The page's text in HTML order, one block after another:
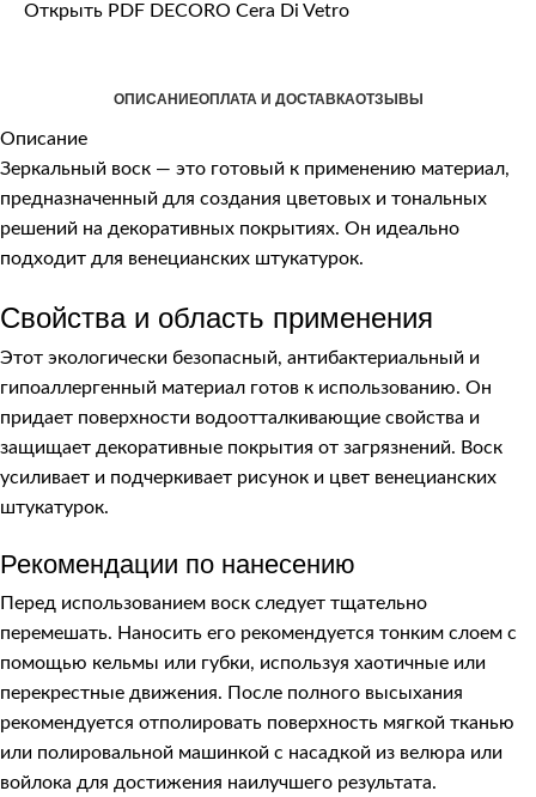
Открыть PDF DECORO Cera Di Vetro
ОПИСАНИЕОПЛАТА И ДОСТАВКАОТЗЫВЫ
Описание
Зеркальный воск — это готовый к применению материал,
предназначенный для создания цветовых и тональных
решений на декоративных покрытиях. Он идеально
подходит для венецианских штукатурок.
Свойства и область применения
Этот экологически безопасный, антибактериальный и
гипоаллергенный материал готов к использованию. Он
придает поверхности водоотталкивающие свойства и
защищает декоративные покрытия от загрязнений. Воск
усиливает и подчеркивает рисунок и цвет венецианских
штукатурок.
Рекомендации по нанесению
Перед использованием воск следует тщательно
перемешать. Наносить его рекомендуется тонким слоем с
помощью кельмы или губки, используя хаотичные или
перекрестные движения. После полного высыхания
рекомендуется отполировать поверхность мягкой тканью
или полировальной машинкой с насадкой из велюра или
войлока для достижения наилучшего результата.